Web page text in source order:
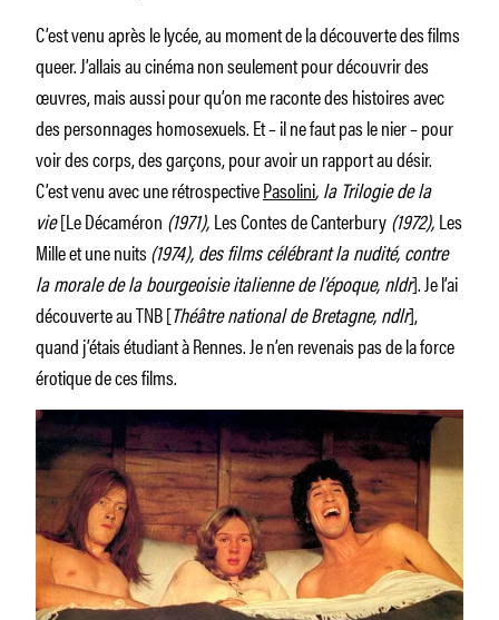
C’est venu après le lycée, au moment de la découverte des films
queer. J’allais au cinéma non seulement pour découvrir des
œuvres, mais aussi pour qu’on me raconte des histoires avec
des personnages homosexuels. Et – il ne faut pas le nier – pour
voir des corps, des garçons, pour avoir un rapport au désir.
C’est venu avec une rétrospectivePasolini, la Trilogie de la
vie[Le Décaméron (1971),Les Contes de Canterbury(1972),Les
Mille et une nuits(1974), des films célébrant la nudité, contre
la morale de la bourgeoisie italienne de l’époque, nldr]. Je l’ai
découverte au TNB [Théâtre national de Bretagne, ndlr],
quand j’étais étudiant à Rennes. Je n’en revenais pas de la force
érotique de ces films.